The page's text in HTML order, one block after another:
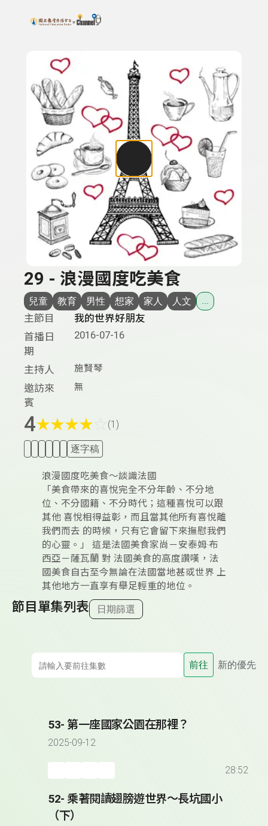
上方功能區塊
搜尋關鍵字：可輸入節目名稱、主持人或關鍵字
29 - 浪漫國度吃美食
兒童 教育 男性 想家 家人 人文
主節目
我的世界好朋友
首播日
期
2016-07-16
主持人 施賢琴
邀訪來
賓
無
4★★★★ (1)
逐字稿
浪漫國度吃美食～談識法國
「美食帶來的喜悅完全不分年齡、不分地
位、不分國籍、不分時代；這種喜悅可以跟
其他 喜悅相得益彰，而且當其他所有喜悅離
我們而去 的時候，只有它會留下來撫慰我們
的心靈。」 這是法國美食家尚－安泰姆‧布
西亞－薩瓦蘭 對 法國美食的高度讚嘆，法
國美食自古至今無論在法國當地甚或世界 上
其他地方一直享有舉足輕重的地位。
節目單集列表 日期篩選
前往 新的優先
53- 第一座國家公園在那裡？
2025-09-12
28:52
52- 乘著閱讀翅膀遊世界～長坑國小
（下）